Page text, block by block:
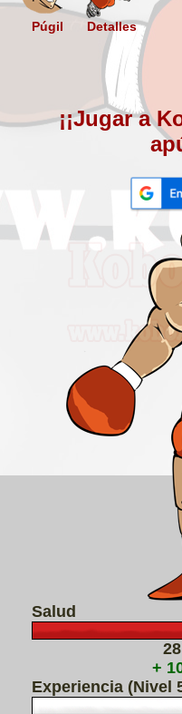
Púgil Detalles
¡¡Jugar a
Salud
+
Experiencia (Nivel